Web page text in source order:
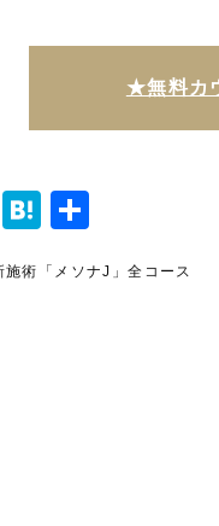
★無料カ
Facebook
Hatena
術「メソナJ」全コース